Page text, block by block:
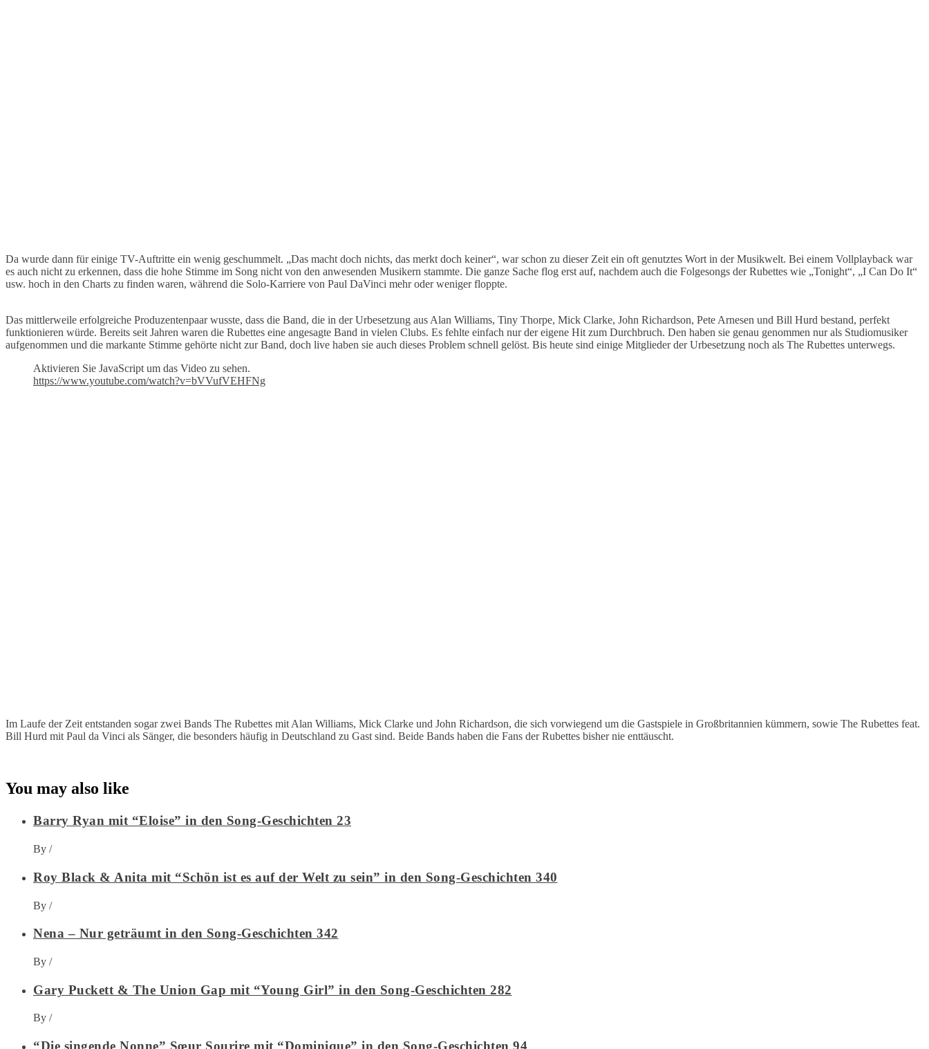
Da wurde dann für einige TV-Auftritte ein wenig geschummelt. „Das macht doch nichts, das merkt doch keiner“, war schon zu dieser Zeit ein oft genutztes Wort in der Musikwelt. Bei einem Vollplayback war
es auch nicht zu erkennen, dass die hohe Stimme im Song nicht von den anwesenden Musikern stammte. Die ganze Sache flog erst auf, nachdem auch die Folgesongs der Rubettes wie „Tonight“, „I Can Do It“
usw. hoch in den Charts zu finden waren, während die Solo-Karriere von Paul DaVinci mehr oder weniger floppte.
Das mittlerweile erfolgreiche Produzentenpaar wusste, dass die Band, die in der Urbesetzung aus Alan Williams, Tiny Thorpe, Mick Clarke, John Richardson, Pete Arnesen und Bill Hurd bestand, perfekt
funktionieren würde. Bereits seit Jahren waren die Rubettes eine angesagte Band in vielen Clubs. Es fehlte einfach nur der eigene Hit zum Durchbruch. Den haben sie genau genommen nur als Studiomusiker
aufgenommen und die markante Stimme gehörte nicht zur Band, doch live haben sie auch dieses Problem schnell gelöst. Bis heute sind einige Mitglieder der Urbesetzung noch als The Rubettes unterwegs.
Aktivieren Sie JavaScript um das Video zu sehen.
https://www.youtube.com/watch?v=bVVufVEHFNg
Im Laufe der Zeit entstanden sogar zwei Bands The Rubettes mit Alan Williams, Mick Clarke und John Richardson, die sich vorwiegend um die Gastspiele in Großbritannien kümmern, sowie The Rubettes feat.
Bill Hurd mit Paul da Vinci als Sänger, die besonders häufig in Deutschland zu Gast sind. Beide Bands haben die Fans der Rubettes bisher nie enttäuscht.
You may also like
Barry Ryan mit “Eloise” in den Song-Geschichten 23
By /
Roy Black & Anita mit “Schön ist es auf der Welt zu sein” in den Song-Geschichten 340
By /
Nena – Nur geträumt in den Song-Geschichten 342
By /
Gary Puckett & The Union Gap mit “Young Girl” in den Song-Geschichten 282
By /
“Die singende Nonne” Sœur Sourire mit “Dominique” in den Song-Geschichten 94